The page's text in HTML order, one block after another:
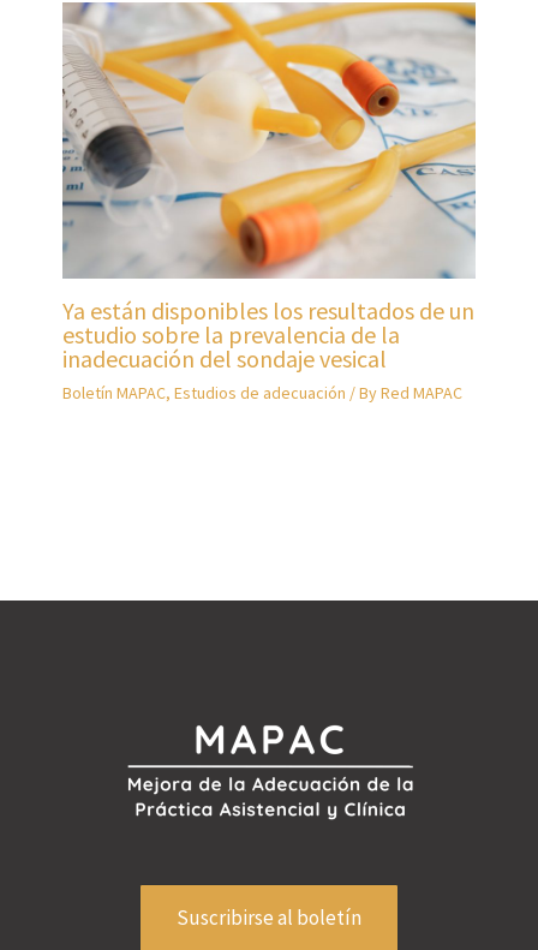
Ya están disponibles los resultados de un
estudio sobre la prevalencia de la
inadecuación del sondaje vesical
Boletín MAPAC, Estudios de adecuación / ByRed MAPAC
Suscribirse al boletín